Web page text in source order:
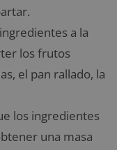
a la
los frutos
el pan rallado, la
los ingredientes
una masa